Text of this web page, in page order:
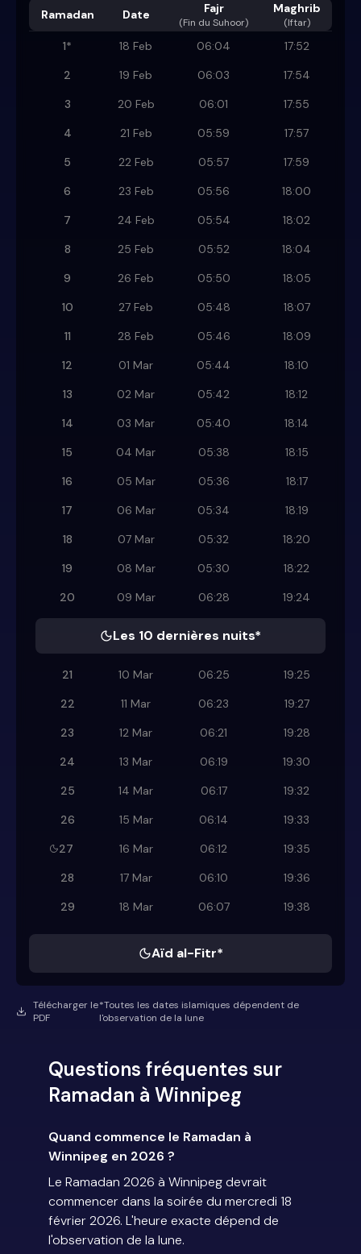
Ramadan Date Fajr
(Fin du Suhoor)
Maghrib
(Iftar)
1* 18 Feb 06:04
17:52
2
19 Feb 06:03
17:54
3
20 Feb 06:01
17:55
4
21 Feb 05:59
17:57
5
22 Feb 05:57
17:59
6
23 Feb 05:56
18:00
7
24 Feb 05:54
18:02
8
25 Feb 05:52
18:04
9
26 Feb 05:50
18:05
10
27 Feb 05:48
18:07
11
28 Feb 05:46
18:09
12
01 Mar 05:44
18:10
13
02 Mar 05:42
18:12
14
03 Mar 05:40
18:14
15
04 Mar 05:38
18:15
16
05 Mar 05:36
18:17
17
06 Mar 05:34
18:19
18
07 Mar 05:32
18:20
19
08 Mar 05:30
18:22
20
09 Mar 06:28 19:24
Les 10 dernières nuits*
21 10 Mar 06:25
19:25
22
11 Mar 06:23
19:27
23
12 Mar 06:21
19:28
24
13 Mar 06:19
19:30
25
14 Mar 06:17
19:32
26
15 Mar 06:14
19:33
27
16 Mar 06:12
19:35
28
17 Mar 06:10
19:36
29
18 Mar 06:07 19:38
Aïd al-Fitr*
Télécharger le
PDF
*Toutes les dates islamiques dépendent de
l'observation de la lune
Questions fréquentes sur
Ramadan à Winnipeg
Quand commence le Ramadan à
Winnipeg en 2026 ?
Le Ramadan 2026 à Winnipeg devrait
commencer dans la soirée du mercredi 18
février 2026. L'heure exacte dépend de
l'observation de la lune.